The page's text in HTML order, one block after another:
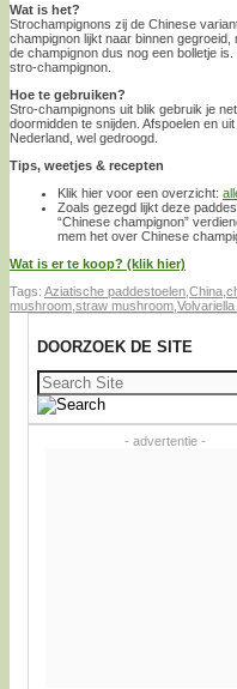
Wat is het?
Strochampignons zij de Chinese
champignon lijkt naar binnen
de champignon dus nog een bolletje
stro-champignon.
Hoe te gebruiken?
Stro-champignons uit blik gebruik je
doormidden te snijden. Afspoelen en
Nederland, wel gedroogd.
Tips, weetjes & recepten
Klik hier voor een overzicht:
Zoals gezegd lijkt deze
“Chinese champignon”
mem het over Chinese
Wat is er te koop? (klik hier)
Tags: Aziatische paddestoelen China
mushroom straw mushroom
DOORZOEK DE SITE
Zoeken
naar:
- advertentie -